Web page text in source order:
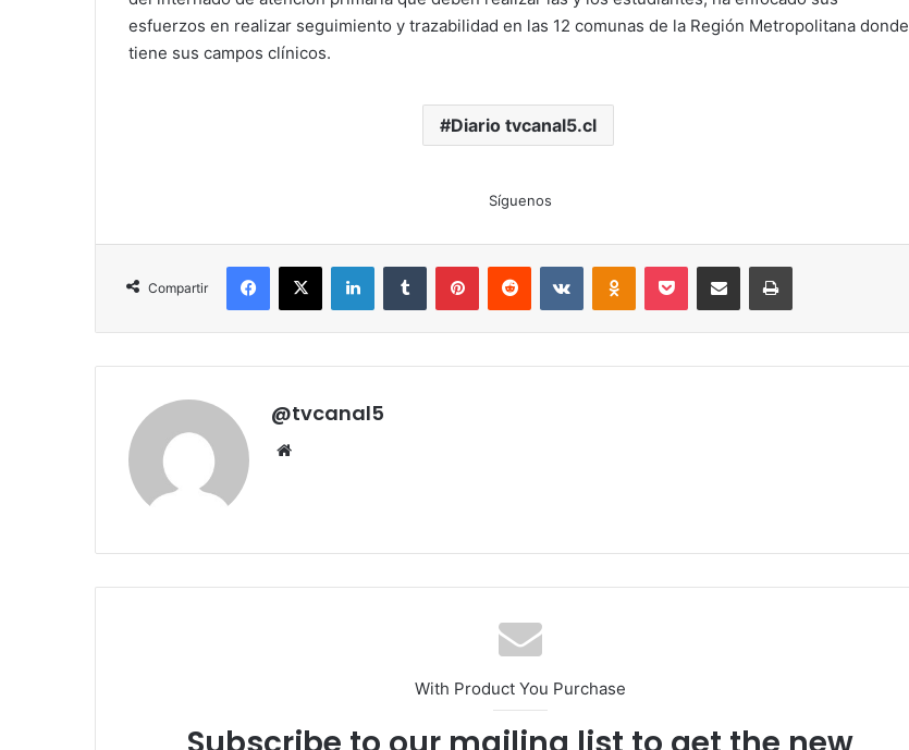
esfuerzos en realizar seguimiento y trazabilidad en las 12 comunas de la Región Metropolitana donde
tiene sus campos clínicos.
Diario tvcanal5.cl
Síguenos
Compartir
Facebook
X LinkedInTumblr PinterestReddit VKontakteOdnoklassniki
Pocket Compartir por correo electrónicoImprimir
@tvcanal5
With Product You Purchase